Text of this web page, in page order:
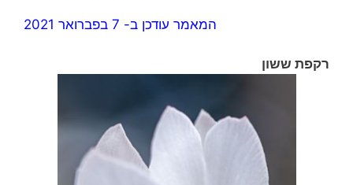
המאמר עודכן ב- 7 בפברואר 2021
רקפת ששון